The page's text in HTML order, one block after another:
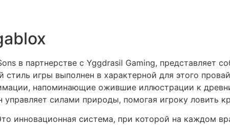
в партнерстве с Yggdrasil Gaming, представляет
игры выполнен в характерной для этого
напоминающие ожившие иллюстрации к
управляет силами природы, помогая игроку ловить
инновационная система, при которой на каждом